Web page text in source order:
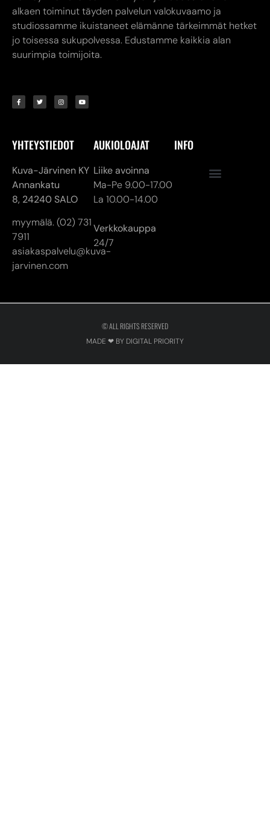
alkaen toiminut täyden palvelun valokuvaamo ja
studiossamme ikuistaneet elämänne tärkeimmät hetket
jo toisessa sukupolvessa. Edustamme kaikkia alan
suurimpia toimijoita.
YHTEYSTIEDOT
Kuva-Järvinen KY
Annankatu
8, 24240 SALO
myymälä. (02) 731
7911
asiakaspalvelu@kuva-
jarvinen.com
AUKIOLOAJAT
Liike avoinna
Ma-Pe 9.00-17.00
La 10.00-14.00
Verkkokauppa
24/7
INFO
© ALL RIGHTS RESERVED
MADE ❤ BY DIGITAL PRIORITY